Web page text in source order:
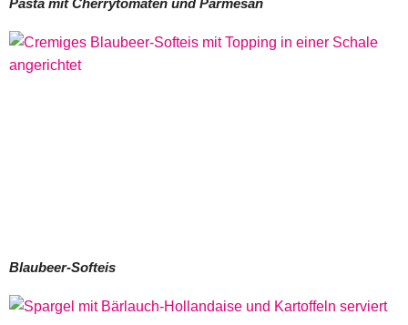
Pasta mit Cherrytomaten und Parmesan
Blaubeer-Softeis